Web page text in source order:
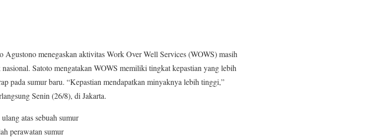
menegaskan aktivitas Work Over Well Services (WOWS) masih
Satoto mengatakan WOWS memiliki tingkat kepastian yang lebih
pada sumur baru. “Kepastian mendapatkan minyaknya lebih tinggi,”
Senin (26/8), di Jakarta.
atas sebuah sumur
perawatan sumur